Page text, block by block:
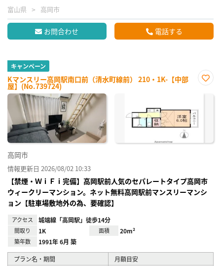
富山県 高岡市
お問合わせ 電話する
キャンペーン
Kマンスリー高岡駅南口前（清水町線前） 210・1K-【中部
屋】(No.739724)
に入
高岡市
情報更新日 2026/08/02 10:33
【禁煙・ＷｉＦｉ完備】高岡駅前人気のセパレートタイプ高岡市
ウィークリーマンション。ネット無料高岡駅前マンスリーマンシ
ョン【駐車場敷地外の為、要確認】
アクセス 城端線「高岡駅」徒歩14分
間取り 1K 面積 20m²
築年数 1991年 6月 築
プラン名・期間 月額目安